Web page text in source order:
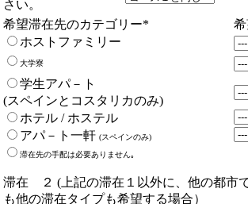
さい。
希望滞在先のカテゴリー*
ホストファミリー
大学寮
学生アパ－ト
(スペインとコスタリカのみ)
ホテル / ホステル
アパ－ト一軒 (スペインのみ)
滞在先の手配は必要ありません｡
滞在 ２ (上記の滞在１以外に、他の都市
も他の滞在タイプも希望する場合）